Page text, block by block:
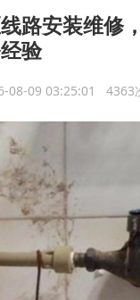
路安装维修
验
08-09 03:25:01 4363